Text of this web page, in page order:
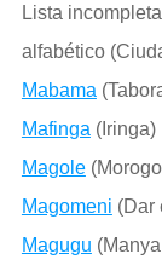
Lista
alfabético
Mabama
Mafinga (Iringa)
Magole
Magomeni (Dar
Magugu